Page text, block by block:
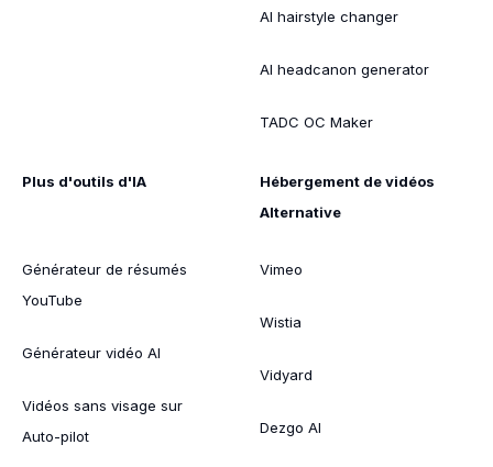
AI hairstyle changer
AI headcanon generator
TADC OC Maker
Plus d'outils d'IA
Générateur de résumés
YouTube
Générateur vidéo AI
Vidéos sans visage sur
Auto-pilot
Hébergement de vidéos
Alternative
Vimeo
Wistia
Vidyard
Dezgo AI